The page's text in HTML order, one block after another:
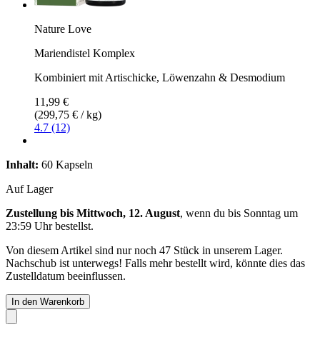
Nature Love
Mariendistel Komplex
Kombiniert mit Artischicke, Löwenzahn & Desmodium
11,99 €
(299,75 € / kg)
4.7 (12)
Inhalt: 60 Kapseln
Auf Lager
Zustellung bis Mittwoch, 12. August, wenn du bis Sonntag um
23:59 Uhrbestellst.
Von diesem Artikel sind nur noch 47 Stück in unserem Lager.
Nachschub ist unterwegs! Falls mehr bestellt wird, könnte dies das
Zustelldatum beeinflussen.
In den Warenkorb